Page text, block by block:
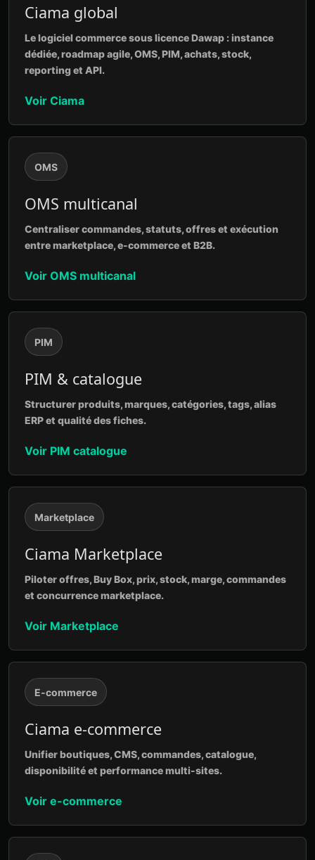
Ciama global
Le logiciel commerce sous licence Dawap : instance
dédiée, roadmap agile, OMS, PIM, achats, stock,
reporting et API.
Voir Ciama
OMS
OMS multicanal
Centraliser commandes, statuts, offres et exécution
entre marketplace, e-commerce et B2B.
Voir OMS multicanal
PIM
PIM & catalogue
Structurer produits, marques, catégories, tags, alias
ERP et qualité des fiches.
Voir PIM catalogue
Marketplace
Ciama Marketplace
Piloter offres, Buy Box, prix, stock, marge, commandes
et concurrence marketplace.
Voir Marketplace
E-commerce
Ciama e-commerce
Unifier boutiques, CMS, commandes, catalogue,
disponibilité et performance multi-sites.
Voir e-commerce